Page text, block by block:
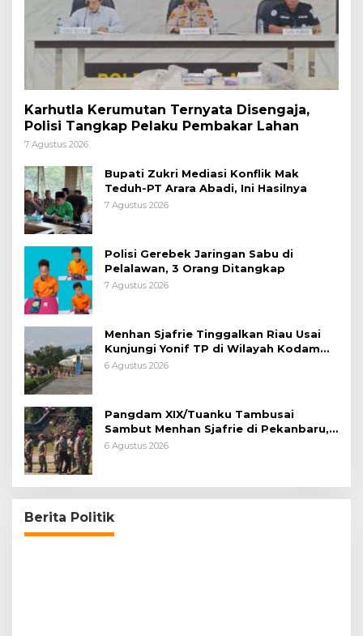
Karhutla Kerumutan Ternyata Disengaja,
Polisi Tangkap Pelaku Pembakar Lahan
7 Agustus 2026
Bupati Zukri Mediasi Konflik Mak
Teduh-PT Arara Abadi, Ini Hasilnya
7 Agustus 2026
Polisi Gerebek Jaringan Sabu di
Pelalawan, 3 Orang Ditangkap
7 Agustus 2026
Menhan Sjafrie Tinggalkan Riau Usai
Kunjungi Yonif TP di Wilayah Kodam
XIX/Tuanku Tambusai
6 Agustus 2026
Pangdam XIX/Tuanku Tambusai
Sambut Menhan Sjafrie di Pekanbaru,
Ada Agenda Penting
6 Agustus 2026
Berita Politik